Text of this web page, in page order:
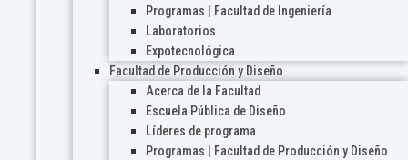
Programas | Facultad de Ingeniería
Laboratorios
Expotecnológica
Facultad de Producción y Diseño
Acerca de la Facultad
Escuela Pública de Diseño
Líderes de programa
Programas | Facultad de Producción y Diseño